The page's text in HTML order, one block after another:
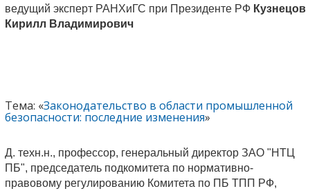
ведущий эксперт РАНХиГС при Президенте РФ Кузнецов
Кирилл Владимирович
Тема: «Законодательство в области промышленной
безопасности: последние изменения»
Д. техн.н., профессор, генеральный директор ЗАО "НТЦ
ПБ", председатель подкомитета по нормативно-
правовому регулированию Комитета по ПБ ТПП РФ,